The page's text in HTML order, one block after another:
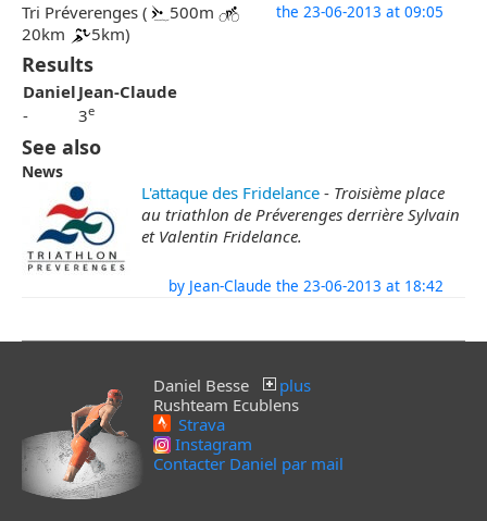
the 23-06-2013 at 09:05
Tri Préverenges (
500m
20km
5km)
Results
Daniel Jean-Claude
-
3e
See also
News
L'attaque des Fridelance - Troisième place
au triathlon de Préverenges derrière Sylvain
et Valentin Fridelance.
by Jean-Claude the 23-06-2013 at 18:42
Daniel Besse
plus
Rushteam Ecublens
Strava
Instagram
Contacter Daniel par mail